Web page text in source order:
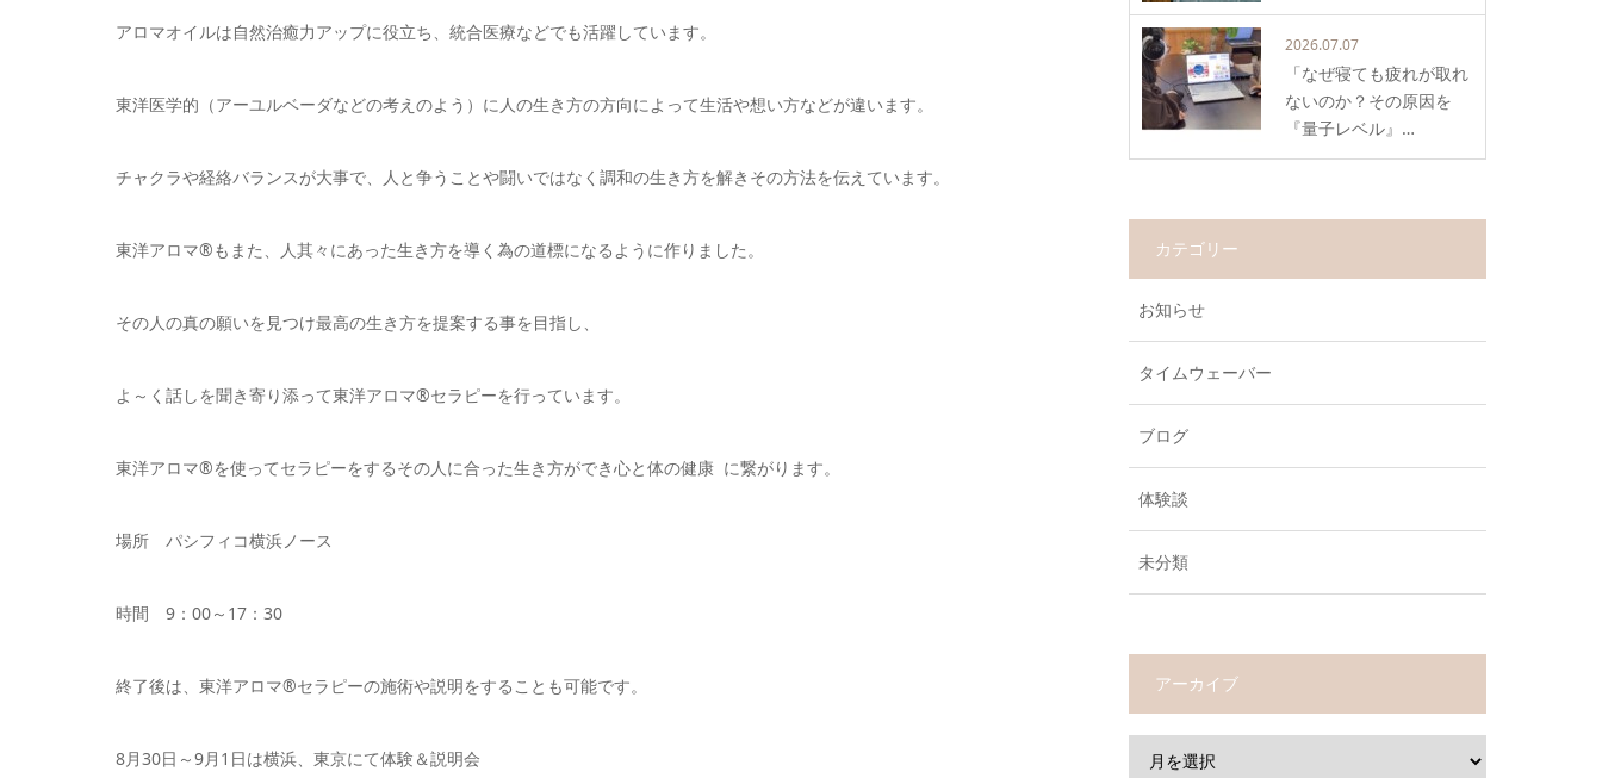
アロマオイルは自然治癒力アップに役立ち、統合医療などでも活躍しています。
東洋医学的（アーユルベーダなどの考えのよう）に人の生き方の方向によって生活や想い方などが違います。
チャクラや経絡バランスが大事で、人と争うことや闘いではなく調和の生き方を解きその方法を伝えています。
東洋アロマ®もまた、人其々にあった生き方を導く為の道標になるように作りました。
その人の真の願いを見つけ最高の生き方を提案する事を目指し、
よ～く話しを聞き寄り添って東洋アロマ®セラピーを行っています。
東洋アロマ®を使ってセラピーをするその人に合った生き方ができ心と体の健康 に繋がります。
場所 パシフィコ横浜ノース
時間 9：00～17：30
終了後は、東洋アロマ®セラピーの施術や説明をすることも可能です。
8月30日～9月1日は横浜、東京にて体験＆説明会
2026.07.07
「なぜ寝ても疲れが取れ
ないのか？その原因を
『量子レベル』…
カテゴリー
お知らせ
タイムウェーバー
ブログ
体験談
未分類
アーカイブ